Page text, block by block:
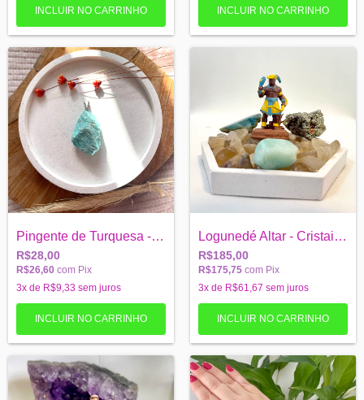
Pingente de Turquesa - paz e tranquilida...
R$28,00
R$26,60 com Pix
3x de R$9,33 sem juros
Logunedé Altar - Cristais + Imagem + Sup...
R$185,00
R$175,75 com Pix
3x de R$61,67 sem juros